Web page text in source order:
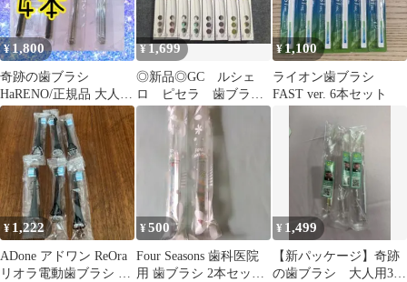
¥1,800
奇跡の歯ブラシ
HaRENO/正規品 大人用
4本 日本製
¥1,699
◎新品◎GC ルシェ
ロ ピセラ 歯ブラ
シ P-21S やわらか
め 8本
¥ 1,100
ライオン歯ブラシ
FAST ver. 6本セット
¥ 1,222
ADone アドワン ReOra
リオラ電動歯ブラシ 替
¥500
Four Seasons 歯科医院
用 歯ブラシ 2本セット
¥ 1,499
【新パッケージ】奇跡
の歯ブラシ 大人用3本